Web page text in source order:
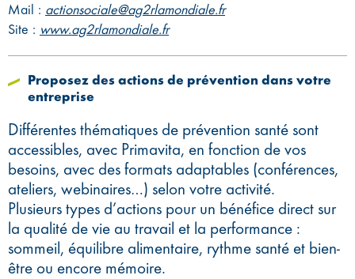
Mail : actionsociale@ag2rlamondiale.fr
Site : www.ag2rlamondiale.fr
Proposez des actions de prévention dans votre
entreprise
Différentes thématiques de prévention santé sont
accessibles, avec Primavita, en fonction de vos
besoins, avec des formats adaptables (conférences,
ateliers, webinaires…) selon votre activité.
Plusieurs types d’actions pour un bénéfice direct sur
la qualité de vie au travail et la performance :
sommeil, équilibre alimentaire, rythme santé et bien-
être ou encore mémoire.